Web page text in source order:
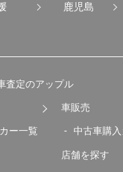
鹿児島
査定のアップル
ー一覧
車販売
中古車購入
店舗を探す